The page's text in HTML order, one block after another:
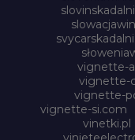
vignette-
vignette-
vignette-
vignette-si.com
vinetki.pl